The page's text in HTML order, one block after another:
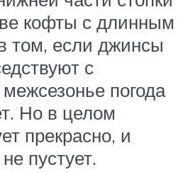
кофты с длинным
том, если джинсы
с
погода
Но в целом
прекрасно, и
пустует.